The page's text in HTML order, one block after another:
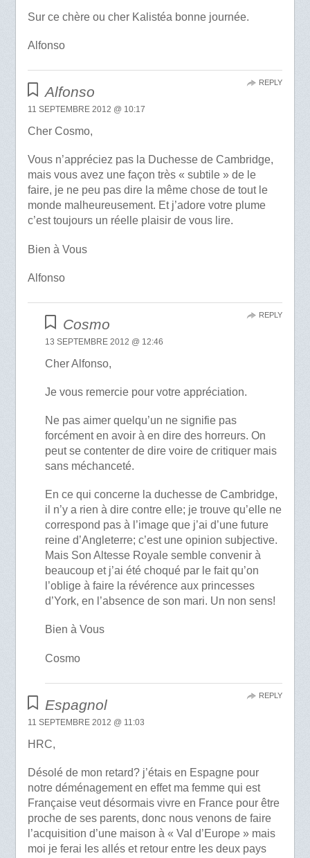
Sur ce chère ou cher Kalistéa bonne journée.
Alfonso
Alfonso
11 SEPTEMBRE 2012 @ 10:17
Cher Cosmo,
Vous n’appréciez pas la Duchesse de Cambridge,
mais vous avez une façon très « subtile » de le
faire, je ne peu pas dire la même chose de tout le
monde malheureusement. Et j’adore votre plume
c’est toujours un réelle plaisir de vous lire.
Bien à Vous
Alfonso
REPLY
Cosmo
13 SEPTEMBRE 2012 @ 12:46
Cher Alfonso,
Je vous remercie pour votre appréciation.
Ne pas aimer quelqu’un ne signifie pas
forcément en avoir à en dire des horreurs. On
peut se contenter de dire voire de critiquer mais
sans méchanceté.
En ce qui concerne la duchesse de Cambridge,
il n’y a rien à dire contre elle; je trouve qu’elle ne
correspond pas à l’image que j’ai d’une future
reine d’Angleterre; c’est une opinion subjective.
Mais Son Altesse Royale semble convenir à
beaucoup et j’ai été choqué par le fait qu’on
l’oblige à faire la révérence aux princesses
d’York, en l’absence de son mari. Un non sens!
Bien à Vous
Cosmo
REPLY
Espagnol
11 SEPTEMBRE 2012 @ 11:03
HRC,
Désolé de mon retard? j’étais en Espagne pour
notre déménagement en effet ma femme qui est
Française veut désormais vivre en France pour être
proche de ses parents, donc nous venons de faire
l’acquisition d’une maison à « Val d’Europe » mais
moi je ferai les allés et retour entre les deux pays
REPLY